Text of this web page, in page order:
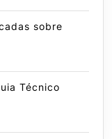
sobre
Técnico